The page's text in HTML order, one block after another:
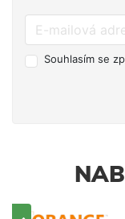
Souhlasím se